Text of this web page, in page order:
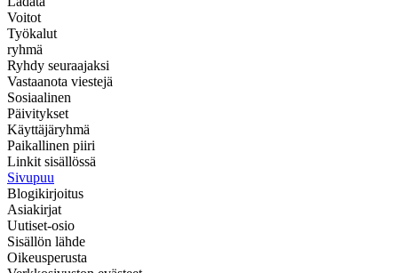
Voitot
Työkalut
ryhmä
Ryhdy seuraajaksi
Vastaanota viestejä
Sosiaalinen
Päivitykset
Käyttäjäryhmä
Paikallinen piiri
Linkit sisällössä
Sivupuu
Blogikirjoitus
Asiakirjat
Uutiset-osio
Sisällön lähde
Oikeusperusta